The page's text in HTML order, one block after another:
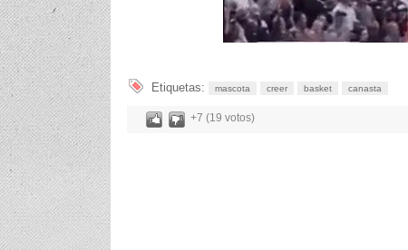
Etiquetas: mascota creer basket canasta
+7 (19 votos)